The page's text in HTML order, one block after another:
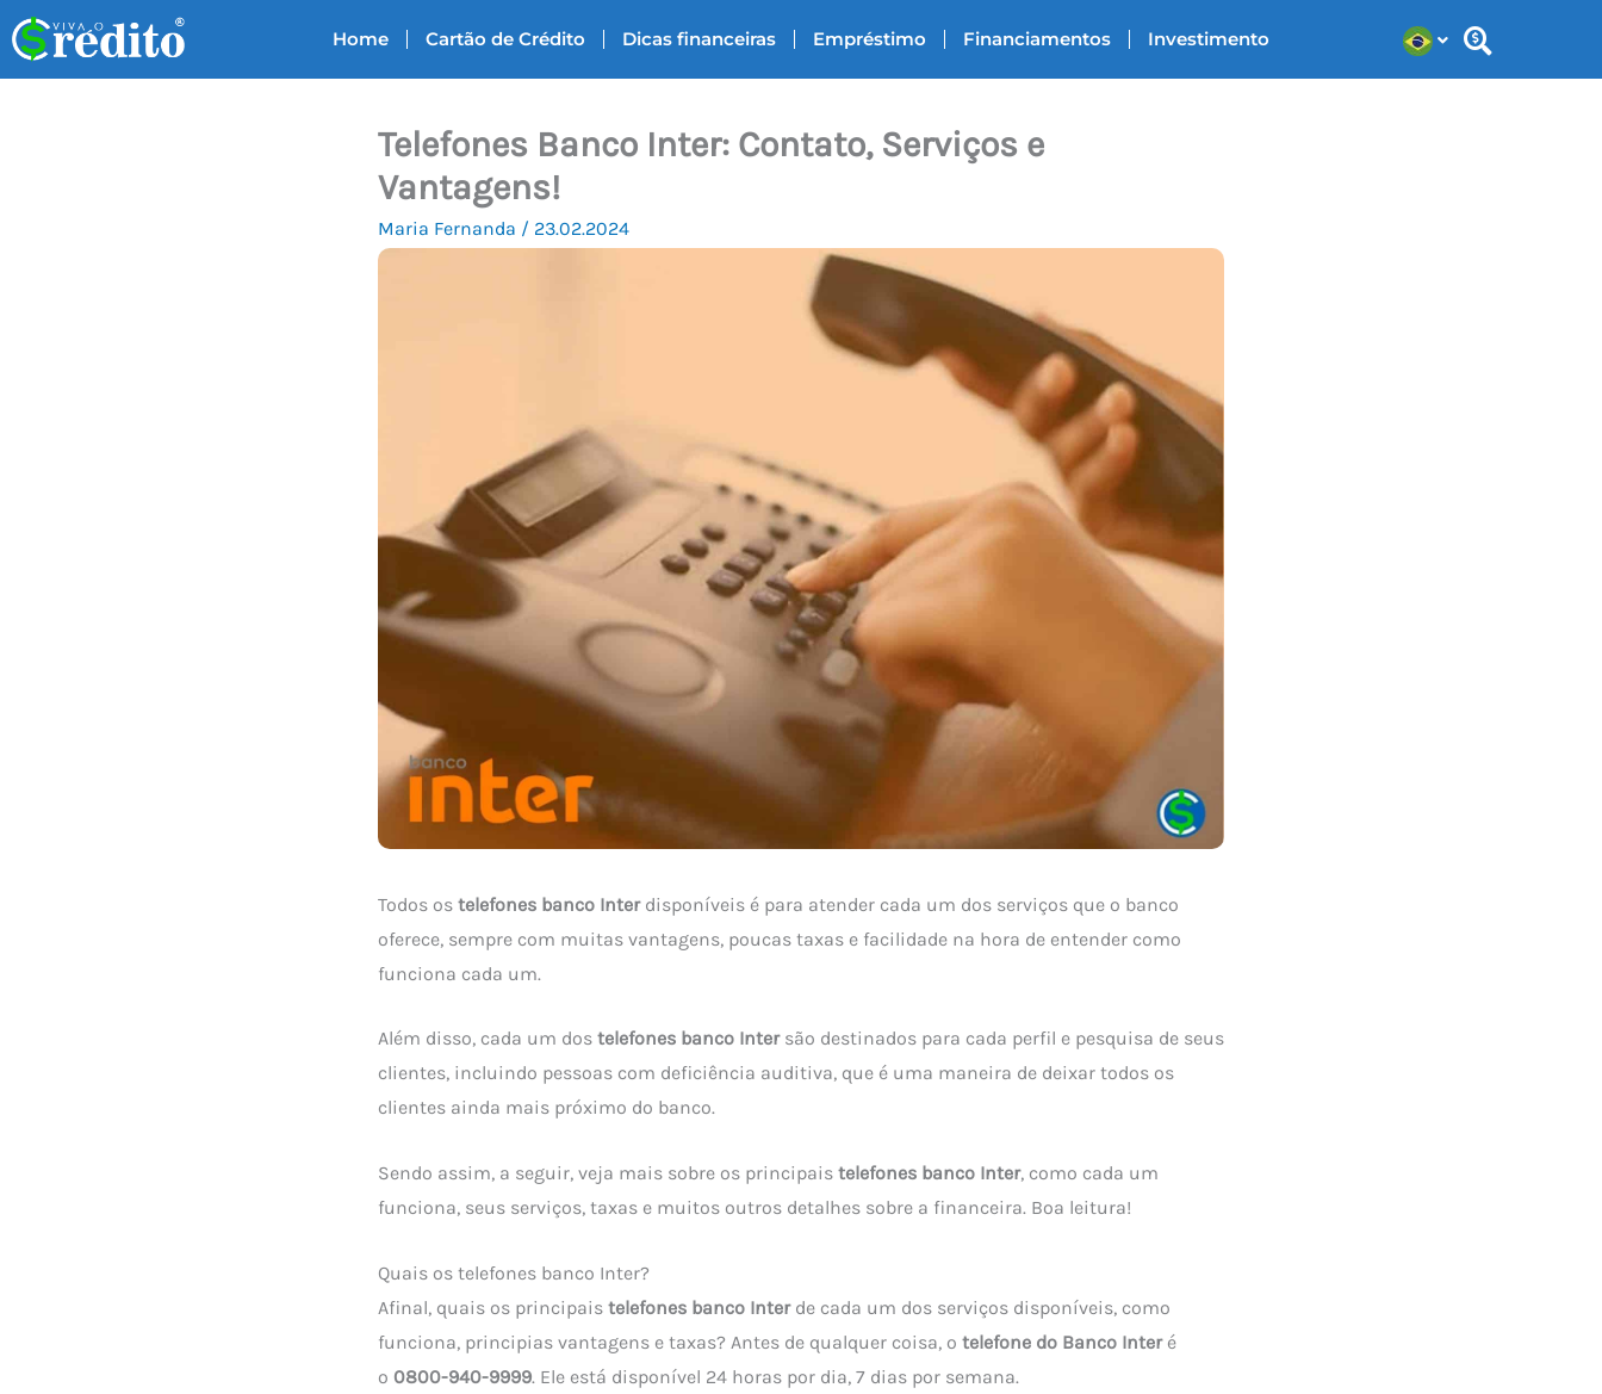
para
o
Home Cartão de Crédito Dicas financeiras Empréstimo Financiamentos Investimento
Telefones Banco Inter: Contato, Serviços e
Vantagens!
Maria Fernanda / 23.02.2024
Todos os telefones banco Interdisponíveis é para atender cada um dos serviços que o banco
oferece, sempre com muitas vantagens, poucas taxas e facilidade na hora de entender como
funciona cada um.
Além disso, cada um dos telefones banco Intersão destinados para cada perfil e pesquisa de seus
clientes, incluindo pessoas com deficiência auditiva, que é uma maneira de deixar todos os
clientes ainda mais próximo do banco.
Sendo assim, a seguir, veja mais sobre os principais telefones banco Inter, como cada um
funciona, seus serviços, taxas e muitos outros detalhes sobre a financeira. Boa leitura!
Quais os telefones banco Inter?
Afinal, quais os principais telefones banco Interde cada um dos serviços disponíveis, como
funciona, principias vantagens e taxas? Antes de qualquer coisa, o telefone do Banco Interé
o 0800-940-9999. Ele está disponível 24 horas por dia, 7 dias por semana.